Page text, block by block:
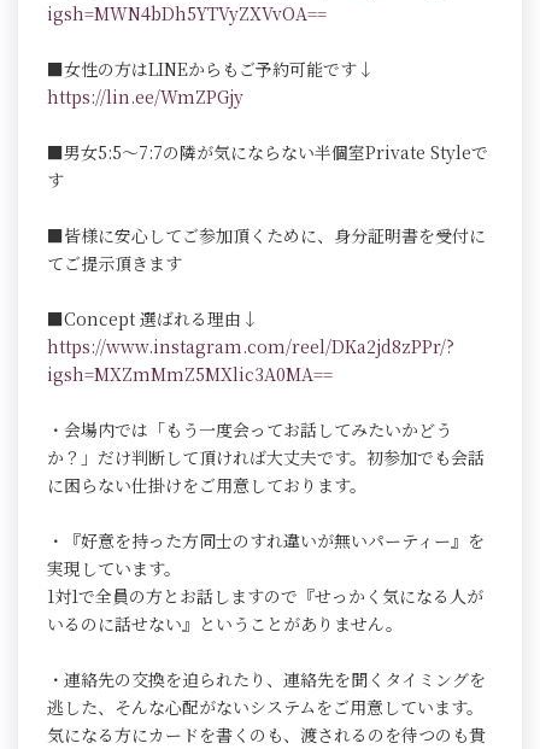
igsh=MWN4bDh5YTVyZXVvOA==
■女性の方はLINEからもご予約可能です↓
https://lin.ee/WmZPGjy
■男女5:5～7:7の隣が気にならない半個室Private Styleで
す
■皆様に安心してご参加頂くために、身分証明書を受付に
てご提示頂きます
■Concept 選ばれる理由↓
https://www.instagram.com/reel/DKa2jd8zPPr/?
igsh=MXZmMmZ5MXlic3A0MA==
・会場内では「もう一度会ってお話してみたいかどう
か？」だけ判断して頂ければ大丈夫です。初参加でも会話
に困らない仕掛けをご用意しております。
・『好意を持った方同士のすれ違いが無いパーティー』を
実現しています。
1対1で全員の方とお話しますので『せっかく気になる人が
いるのに話せない』ということがありません。
・連絡先の交換を迫られたり、連絡先を聞くタイミングを
逃した、そんな心配がないシステムをご用意しています。
気になる方にカードを書くのも、渡されるのを待つのも貴